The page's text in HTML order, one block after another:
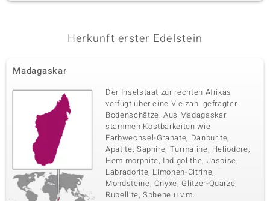
Herkunft erster Edelstein
Madagaskar
Der Inselstaat zur rechten Afrikas
verfügt über eine Vielzahl gefragter
Bodenschätze. Aus Madagaskar
stammen Kostbarkeiten wie
Farbwechsel-Granate, Danburite,
Apatite, Saphire, Turmaline, Heliodore,
Hemimorphite, Indigolithe, Jaspise,
Labradorite, Limonen-Citrine,
Mondsteine, Onyxe, Glitzer-Quarze,
Rubellite, Sphene u.v.m.